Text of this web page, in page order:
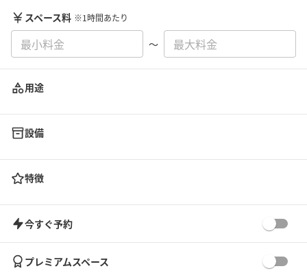
スペース料 ※1時間あたり
〜
用途
設備
特徴
今すぐ予約
プレミアムスペース